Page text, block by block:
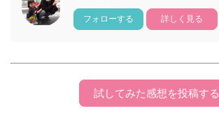
フォローする 詳しく見る
試してみた感想を投稿する